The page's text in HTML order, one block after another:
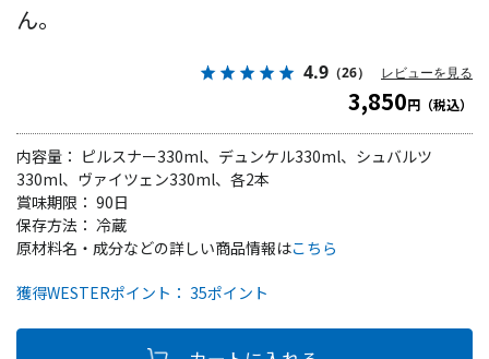
ん。
4.9 （26） レビューを見る
3,850円（税込）
内容量： ピルスナー330ml、デュンケル330ml、シュバルツ
330ml、ヴァイツェン330ml、各2本
賞味期限： 90日
保存方法： 冷蔵
獲得WESTERポイント： 35ポイント
原材料名・成分などの詳しい商品情報はこちら